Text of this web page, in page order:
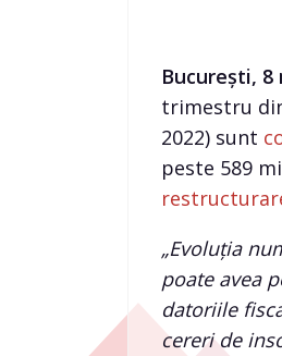
București, 8
trimestru
2022) sunt
peste 589
„Evoluția
poate avea
datoriile
cereri de